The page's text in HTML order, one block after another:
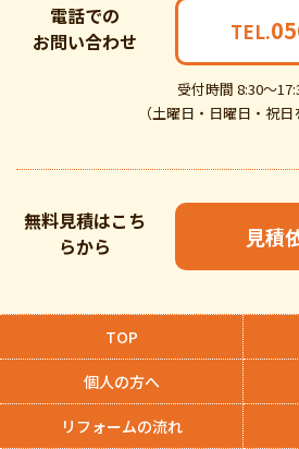
電話での
お問い合わせ
受付時間 8:30～
（土曜日・日曜日・祝日
TEL.
無料見積はこち
らから
見積
TOP
個人の方へ
リフォームの流れ